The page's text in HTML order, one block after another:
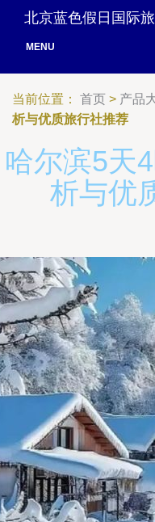
北京蓝色假日国际
MENU
当前位置： 首页 > 产品
析与优质旅行社推荐
哈尔滨5天
析与优